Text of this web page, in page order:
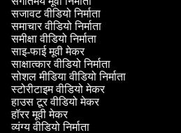
सजावट वीडियो निर्माता
समाचार वीडियो निर्माता
समीक्षा वीडियो निर्माता
साइ-फाई मूवी मेकर
साक्षात्कार वीडियो निर्माता
सोशल मीडिया वीडियो निर्माता
स्टोरीटाइम वीडियो मेकर
हाउस टूर वीडियो मेकर
हॉरर मूवी मेकर
व्यंग्य वीडियो निर्माता